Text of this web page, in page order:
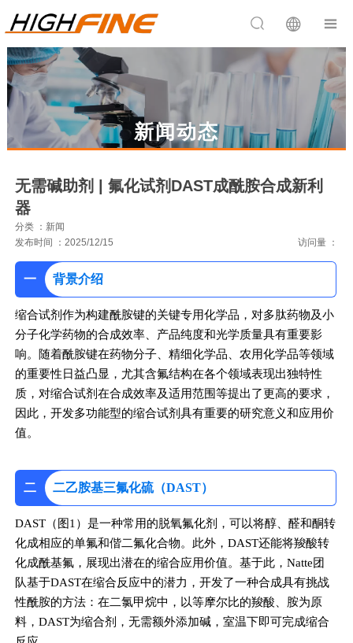
 
新闻动态
无需碱助剂 | 氟化试剂DAST成酰胺合成新利
器
分类 ：新闻
发布时间 ：2025/12/15
访问量 ：
一 背景介绍
缩合试剂作为构建酰胺键的关键专用化学品，对多肽药物及小
分子化学药物的合成效率、产品纯度和光学质量具有重要影
响。随着酰胺键在药物分子、精细化学品、农用化学品等领域
的重要性日益凸显，尤其含氟结构在各个领域表现出独特性
质，对缩合试剂在合成效率及适用范围等提出了更高的要求，
因此，开发多功能型的缩合试剂具有重要的研究意义和应用价
值。
二 二乙胺基三氟化硫（DAST）
DAST（图1）是一种常用的脱氧氟化剂，可以将醇、醛和酮转
化成相应的单氟和偕二氟化合物。此外，DAST还能将羧酸转
化成酰基氟，展现出潜在的缩合应用价值。基于此，Natte团
队基于DAST在缩合反应中的潜力，开发了一种合成具有挑战
性酰胺的方法：在二氯甲烷中，以等摩尔比的羧酸、胺为原
料，DAST为缩合剂，无需额外添加碱，室温下即可完成缩合